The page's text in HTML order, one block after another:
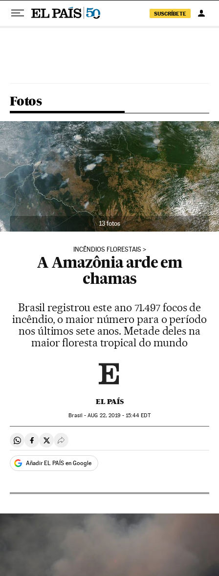
SUSCRÍBETE
Fotos
13 fotos
INCÊNDIOS FLORESTAIS
A Amazônia arde em
chamas
Brasil registrou este ano 71.497 focos de
incêndio, o maior número para o período
nos últimos sete anos. Metade deles na
maior floresta tropical do mundo
EL PAÍS
Brasil -AUG 22, 2019 - 15:44 EDT
Compartir en Whatsapp
Compartir en Facebook
Compartir en Twitter
Desplegar Redes Sociales
Añadir EL PAÍS en Google